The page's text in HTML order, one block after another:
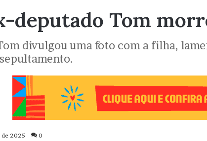
deputado Tom
divulgou uma foto com a filha,
2025 0